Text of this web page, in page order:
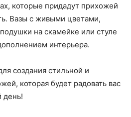
которые придадут прихожей
Вазы с живыми цветами,
на скамейке или стуле
интерьера.
создания стильной и
которая будет радовать вас
день!